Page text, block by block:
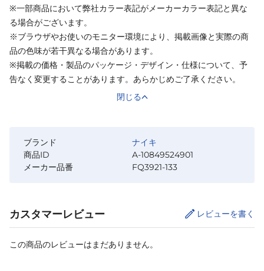
※一部商品において弊社カラー表記がメーカーカラー表記と異な
る場合がございます。
※ブラウザやお使いのモニター環境により、掲載画像と実際の商
品の色味が若干異なる場合があります。
※掲載の価格・製品のパッケージ・デザイン・仕様について、予
告なく変更することがあります。あらかじめご了承ください。
閉じる
ブランド
ナイキ
商品ID
A-10849524901
メーカー品番
FQ3921-133
カスタマーレビュー レビューを書く
この商品のレビューはまだありません。